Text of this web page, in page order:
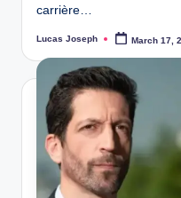
carrière…
Posted
Lucas Joseph March 17,
Tags: